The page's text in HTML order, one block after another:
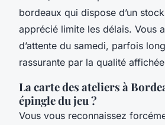
bordeaux qui dispose d’un
apprécié limite les délais. Vous
d’attente du samedi, parfois
rassurante par la qualité
La carte des ateliers à
épingle du jeu ?
Vous vous reconnaissez